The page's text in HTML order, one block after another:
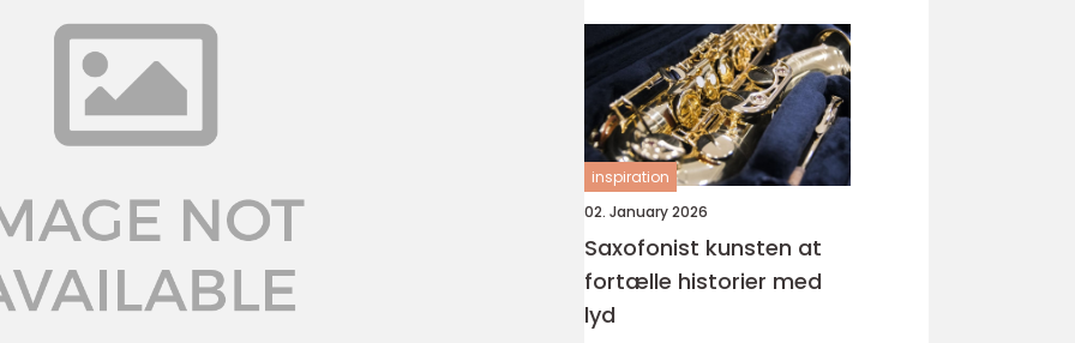
visuel gennemslagskraft
inspiration
02. January 2026
Saxofonist kunsten at
fortælle historier med
lyd